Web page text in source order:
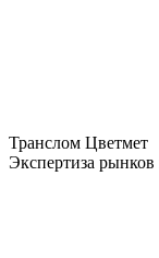
Транслом Цветмет
Экспертиза